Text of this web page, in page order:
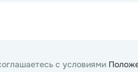
с условиями